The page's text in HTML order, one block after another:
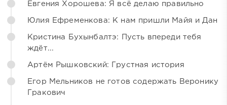
Евгения Хорошева: Я всё делаю правильно
Юлия Ефременкова: К нам пришли Майя и Дан
Кристина Бухынбалтэ: Пусть впереди тебя
ждёт...
Артём Рышковский: Грустная история
Егор Мельников не готов содержать Веронику
Гракович